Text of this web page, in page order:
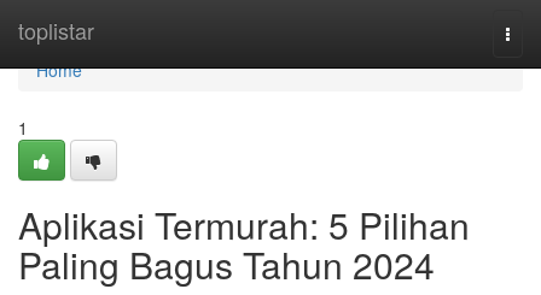
toplistar
Home
Home
1
Aplikasi Termurah: 5 Pilihan
Paling Bagus Tahun 2024